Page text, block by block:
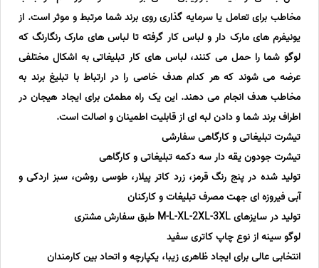
مخاطب برای تعامل یا سرمایه گذاری روی برند شما مرتبط و موثر است. از
یونیفرم های مارک دار و لباس کار گرفته تا لباس های مارک رنگارنگ که
لوگو شما را حمل می کنند، لباس های کار تبلیغاتی به اشکال مختلفی
عرضه می شوند که هر کدام هدف خاصی را در ارتباط با تبلیغ برند به
مخاطب هدف انجام می دهند. این یک راه مطمئن برای ایجاد هیجان در
اطراف برند شما و دادن لبه ای از قابلیت اطمینان و اصالت است.
تیشرت تبلیغاتی و کارگاهی سفارشی
تیشرت جودون یقه دار سه دکمه تبلیغاتی و کارگاهی
تولید شده در پنج رنگ قرمز، زرد کاتر پیلار، طوسی روشن، سبز اردکی و
آبی فیروزه ای جهت مصرف تبلیغات و کارکنان
تولید در سایزهای M-L-XL-2XL-3XL طبق سفارش مشتری
لوگو سینه از نوع چاپ کاتری سفید
انتخابی عالی برای ایجاد ظاهری زیبا، یکپارچه و اتحاد بین کارمندان